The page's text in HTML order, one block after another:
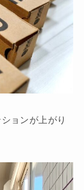
ョンが上がり